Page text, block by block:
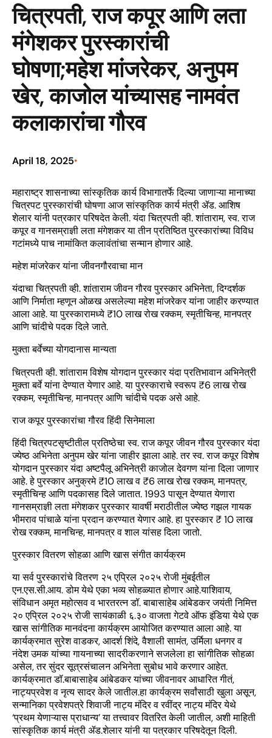
चित्रपती, राज कपूर आणि लता
मंगेशकर पुरस्कारांची
घोषणा;महेश मांजरेकर, अनुपम
खेर, काजोल यांच्यासह नामवंत
कलाकारांचा गौरव
April 18, 2025•
महाराष्ट्र शासनाच्या सांस्कृतिक कार्य विभागातर्फे दिल्या जाणाऱ्या मानाच्या
चित्रपट पुरस्कारांची घोषणा आज सांस्कृतिक कार्य मंत्री ॲड. आशिष
शेलार यांनी पत्रकार परिषदेत केली. यंदा चित्रपती व्ही. शांताराम, स्व. राज
कपूर व गानसम्राज्ञी लता मंगेशकर या तीन प्रतिष्ठित पुरस्कारांच्या विविध
गटांमध्ये पाच नामांकित कलावंतांचा सन्मान होणार आहे.
महेश मांजरेकर यांना जीवनगौरवाचा मान
यंदाचा चित्रपती व्ही. शांताराम जीवन गौरव पुरस्कार अभिनेता, दिग्दर्शक
आणि निर्माता म्हणून ओळख असलेल्या महेश मांजरेकर यांना जाहीर करण्यात
आला आहे. या पुरस्कारामध्ये ₹10 लाख रोख रक्कम, स्मृतीचिन्ह, मानपत्र
आणि चांदीचे पदक दिले जाते.
मुक्ता बर्वेच्या योगदानास मान्यता
चित्रपती व्ही. शांताराम विशेष योगदान पुरस्कार यंदा प्रतिभावान अभिनेत्री
मुक्ता बर्वे यांना देण्यात येणार आहे. या पुरस्काराचे स्वरूप ₹6 लाख रोख
रक्कम, स्मृतीचिन्ह, मानपत्र आणि चांदीचे पदक असे आहे.
राज कपूर पुरस्कारांचा गौरव हिंदी सिनेमाला
हिंदी चित्रपटसृष्टीतील प्रतिष्ठेचा स्व. राज कपूर जीवन गौरव पुरस्कार यंदा
ज्येष्ठ अभिनेता अनुपम खेर यांना जाहीर झाला आहे. तर स्व. राज कपूर विशेष
योगदान पुरस्कार यंदा अष्टपैलू अभिनेत्री काजोल देवगण यांना दिला जाणार
आहे. हे पुरस्कार अनुक्रमे ₹10 लाख व ₹6 लाख रोख रक्कम, मानपत्र,
स्मृतीचिन्ह आणि पदकासह दिले जातात. 1993 पासून देण्यात येणारा
गानसम्राज्ञी लता मंगेशकर पुरस्कार यावर्षी मराठीतील ज्येष्ठ गझल गायक
भीमराव पांचाळे यांना प्रदान करण्यात येणार आहे. हा पुरस्कार ₹ 10 लाख
रोख रक्कम, मानचिन्ह, मानपत्र व शाल यांसह दिला जातो.
पुरस्कार वितरण सोहळा आणि खास संगीत कार्यक्रम
या सर्व पुरस्कारांचे वितरण २५ एप्रिल २०२५ रोजी मुंबईतील
एन.एस.सी.आय. डोम येथे एका भव्य सोहळ्यात होणार आहे.याशिवाय,
संविधान अमृत महोत्सव व भारतरत्न डॉ. बाबासाहेब आंबेडकर जयंती निमित्त
२० एप्रिल २०२५ रोजी सायंकाळी ६.३० वाजता गेटवे ऑफ इंडिया येथे एक
खास सांगीतिक मानवंदना कार्यक्रम आयोजित करण्यात आला आहे. या
कार्यक्रमात सुरेश वाडकर, आदर्श शिंदे, वैशाली सामंत, उर्मिला धनगर व
नंदेश उमक यांच्या गायनाच्या सादरीकरणाने सजलेला हा सांगीतिक सोहळा
असेल, तर सुंदर सूत्रसंचालन अभिनेता सुबोध भावे करणार आहेत.
कार्यक्रमात डॉ.बाबासाहेब आंबेडकर यांच्या जीवनावर आधारित गीतं,
नाट्यप्रवेश व नृत्य सादर केले जातील.हा कार्यक्रम सर्वांसाठी खुला असून,
सन्मानिका प्रवेशपत्रे शिवाजी नाट्य मंदिर व रवींद्र नाट्य मंदिर येथे
‘प्रथम येणाऱ्यास प्राधान्य’ या तत्त्वावर वितरित केली जातील, अशी माहिती
सांस्कृतिक कार्य मंत्री ॲड.शेलार यांनी या पत्रकार परिषदेतून दिली.